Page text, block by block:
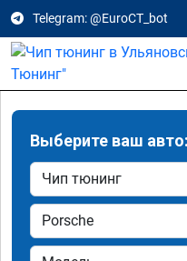
Telegram: @EuroCT_bot
Выберите ваш авто: